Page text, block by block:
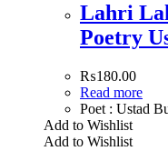
Lahri
Poetry
₨180.00
Read more
Poet : Ustad
Add to Wishlist
Add to Wishlist